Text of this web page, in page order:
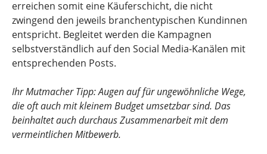
erreichen somit eine Käuferschicht, die nicht
zwingend den jeweils branchentypischen Kundinnen
entspricht. Begleitet werden die Kampagnen
selbstverständlich auf den Social Media-Kanälen mit
entsprechenden Posts.
Ihr Mutmacher Tipp: Augen auf für ungewöhnliche Wege,
die oft auch mit kleinem Budget umsetzbar sind. Das
beinhaltet auch durchaus Zusammenarbeit mit dem
vermeintlichen Mitbewerb.